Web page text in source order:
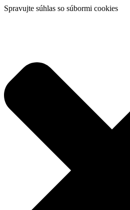
Spravujte súhlas so súbormi cookies